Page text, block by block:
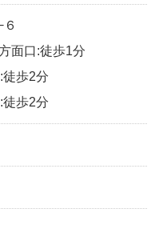
面口:徒歩1分
歩2分
歩2分